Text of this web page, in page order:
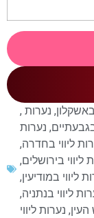
, באשקלון, נערות
, נערות
ליווי בחדרה,
ליווי בירושלים,
ליווי במודיעין,
ליווי בנתניה,
העין, נערות ליווי